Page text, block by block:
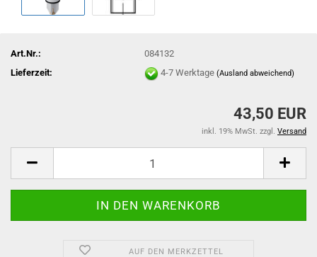
Art.Nr.:
084132
Lieferzeit:
4-7 Werktage(Ausland abweichend)
43,50 EUR
inkl. 19% MwSt. zzgl. Versand
AUF DEN MERKZETTEL